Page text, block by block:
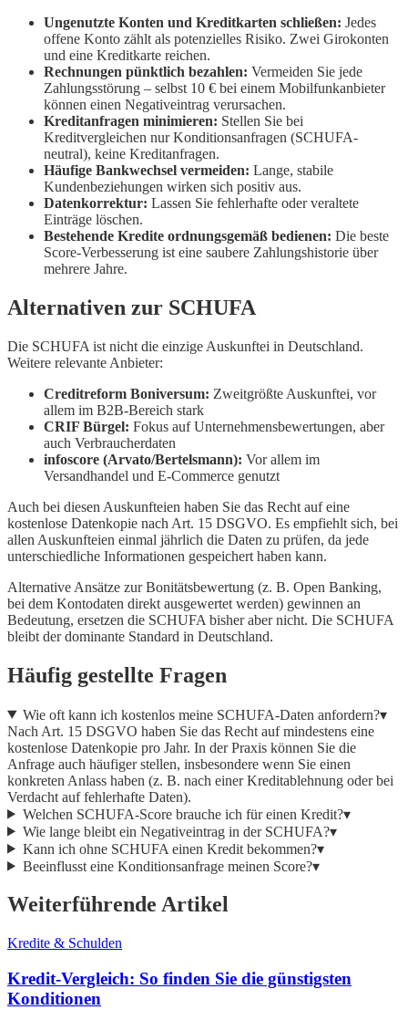
Ungenutzte Konten und Kreditkarten schließen: Jedes
offene Konto zählt als potenzielles Risiko. Zwei Girokonten
und eine Kreditkarte reichen.
Rechnungen pünktlich bezahlen: Vermeiden Sie jede
Zahlungsstörung – selbst 10 € bei einem Mobilfunkanbieter
können einen Negativeintrag verursachen.
Kreditanfragen minimieren: Stellen Sie bei
Kreditvergleichen nur Konditionsanfragen (SCHUFA-
neutral), keine Kreditanfragen.
Häufige Bankwechsel vermeiden: Lange, stabile
Kundenbeziehungen wirken sich positiv aus.
Datenkorrektur: Lassen Sie fehlerhafte oder veraltete
Einträge löschen.
Bestehende Kredite ordnungsgemäß bedienen: Die beste
Score-Verbesserung ist eine saubere Zahlungshistorie über
mehrere Jahre.
Alternativen zur SCHUFA
Die SCHUFA ist nicht die einzige Auskunftei in Deutschland.
Weitere relevante Anbieter:
Creditreform Boniversum: Zweitgrößte Auskunftei, vor
allem im B2B-Bereich stark
CRIF Bürgel: Fokus auf Unternehmensbewertungen, aber
auch Verbraucherdaten
infoscore (Arvato/Bertelsmann): Vor allem im
Versandhandel und E-Commerce genutzt
Auch bei diesen Auskunfteien haben Sie das Recht auf eine
kostenlose Datenkopie nach Art. 15 DSGVO. Es empfiehlt sich, bei
allen Auskunfteien einmal jährlich die Daten zu prüfen, da jede
unterschiedliche Informationen gespeichert haben kann.
Alternative Ansätze zur Bonitätsbewertung (z. B. Open Banking,
bei dem Kontodaten direkt ausgewertet werden) gewinnen an
Bedeutung, ersetzen die SCHUFA bisher aber nicht. Die SCHUFA
bleibt der dominante Standard in Deutschland.
Häufig gestellte Fragen
Wie oft kann ich kostenlos meine SCHUFA-Daten anfordern?▾
Nach Art. 15 DSGVO haben Sie das Recht auf mindestens eine
kostenlose Datenkopie pro Jahr. In der Praxis können Sie die
Anfrage auch häufiger stellen, insbesondere wenn Sie einen
konkreten Anlass haben (z. B. nach einer Kreditablehnung oder bei
Verdacht auf fehlerhafte Daten).
Welchen SCHUFA-Score brauche ich für einen Kredit?▾
Wie lange bleibt ein Negativeintrag in der SCHUFA?▾
Kann ich ohne SCHUFA einen Kredit bekommen?▾
Beeinflusst eine Konditionsanfrage meinen Score?▾
Weiterführende Artikel
Kredite & Schulden
Kredit-Vergleich: So finden Sie die günstigsten
Konditionen